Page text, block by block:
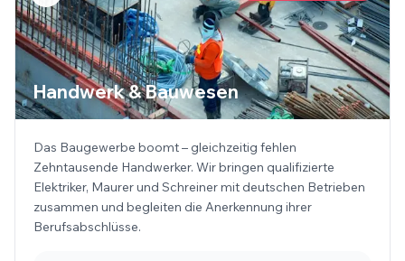
Handwerk & Bauwesen
Das Baugewerbe boomt – gleichzeitig fehlen
Zehntausende Handwerker. Wir bringen qualifizierte
Elektriker, Maurer und Schreiner mit deutschen Betrieben
zusammen und begleiten die Anerkennung ihrer
Berufsabschlüsse.